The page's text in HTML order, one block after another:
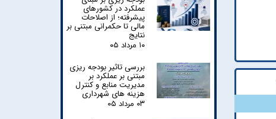
عملکرد در کشورهای
پیشرفته؛ از اصلاحات
مالی تا حکمرانی مبتنی بر
نتایج
۱۰ مرداد ۰۵
بررسی تاثیر بودجه ریزی
مبتنی بر عملکرد بر
مدیریت منابع و کنترل
هزینه های شهرداری
۰۳ مرداد ۰۵